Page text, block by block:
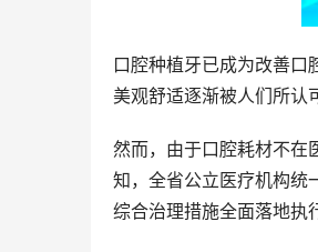
口腔种植牙已成为改善口
美观舒适逐渐被人们所认
然而，由于口腔耗材不在
知，全省公立医疗机构统
综合治理措施全面落地执